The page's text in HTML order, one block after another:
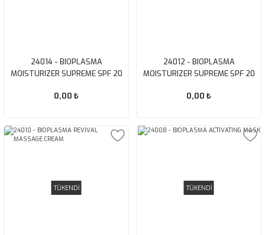
24014 - BIOPLASMA
MOISTURIZER SUPREME SPF 20
0,00 ₺
24012 - BIOPLASMA
MOISTURIZER SUPREME SPF 20
0,00 ₺
TÜKENDİ TÜKENDİ